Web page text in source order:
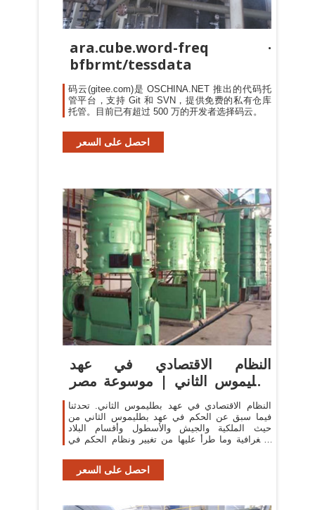
ara.cube.word-freq ·
bfbrmt/tessdata
码云(gitee.com)是 OSCHINA.NET 推出的代码托
管平台，支持 Git 和 SVN，提供免费的私有仓库
托管。目前已有超过 500 万的开发者选择码云。
احصل على السعر
النظام الاقتصادي في عهد
بطليموس الثاني | موسوعة مصر
...
النظام الاقتصادي في عهد بطليموس الثاني. تحدثنا
فيما سبق عن الحكم في عهد بطليموس الثاني من
حيث الملكية والجيش والأسطول وأقسام البلاد
الجغرافية وما طرأ عليها من تغيير ونظام الحكم في
احصل على السعر